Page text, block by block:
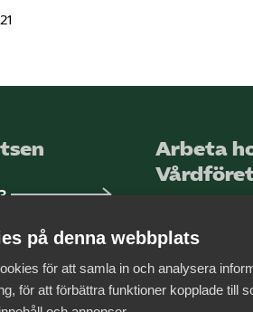
Arbeta
på denna webbplats
för att samla in och analysera
för att förbättra funktioner kopplade till